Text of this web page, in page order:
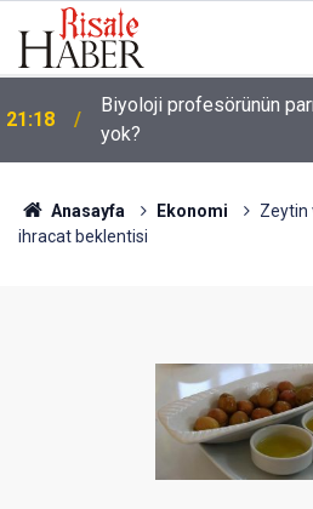
21:18
Biyoloji profesörünün
yok?
Anasayfa Ekonomi
Zeytin
ihracat beklentisi